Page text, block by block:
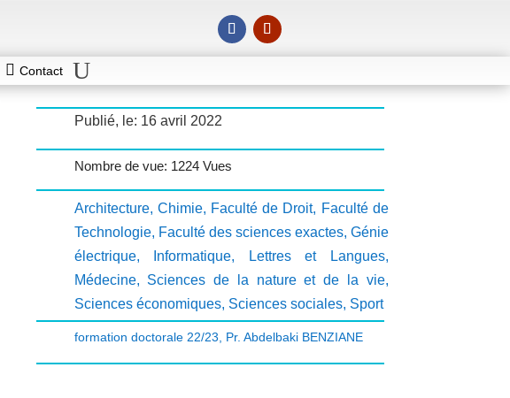
Contact
Publié, le: 16 avril 2022
Nombre de vue: 1224 Vues
Architecture, Chimie, Faculté de Droit, Faculté de
Technologie, Faculté des sciences exactes, Génie
électrique, Informatique, Lettres et Langues,
Médecine, Sciences de la nature et de la vie,
Sciences économiques, Sciences sociales, Sport
formation doctorale 22/23, Pr. Abdelbaki BENZIANE